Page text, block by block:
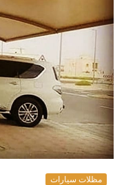
مظلات سيارات